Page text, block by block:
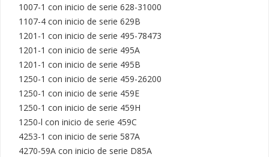
1007-1 con inicio de serie 628-31000
1107-4 con inicio de serie 629B
1201-1 con inicio de serie 495-78473
1201-1 con inicio de serie 495A
1201-1 con inicio de serie 495B
1250-1 con inicio de serie 459-26200
1250-1 con inicio de serie 459E
1250-1 con inicio de serie 459H
1250-l con inicio de serie 459C
4253-1 con inicio de serie 587A
4270-59A con inicio de serie D85A